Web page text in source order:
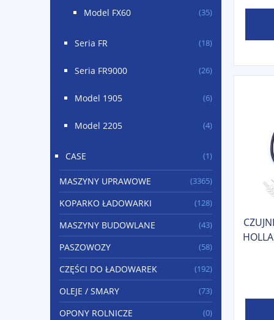
Model FX60 (35)
Seria FR (18)
Seria FR9000 (26)
Model 1905 (6)
Model 2205 (4)
CASE (1)
MASZYNY UPRAWOWE (3365)
KOPARKO ŁADOWARKI (128)
MASZYNY BUDOWLANE (43)
PASZOWOZY (58)
CZĘŚCI DO ŁADOWAREK (192)
OLEJE / SMARY (73)
OPONY ROLNICZE (0)